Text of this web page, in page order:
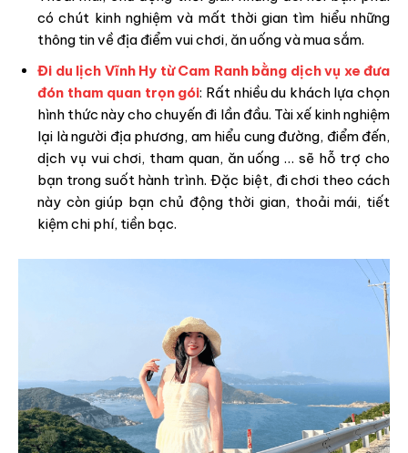
có chút kinh nghiệm và mất thời gian tìm hiểu những
thông tin về địa điểm vui chơi, ăn uống và mua sắm.
Đi du lịch Vĩnh Hy từ Cam Ranh bằng dịch vụ xe đưa
đón tham quan trọn gói: Rất nhiều du khách lựa chọn
hình thức này cho chuyến đi lần đầu. Tài xế kinh nghiệm
lại là người địa phương, am hiểu cung đường, điểm đến,
dịch vụ vui chơi, tham quan, ăn uống … sẽ hỗ trợ cho
bạn trong suốt hành trình. Đặc biệt, đi chơi theo cách
này còn giúp bạn chủ động thời gian, thoải mái, tiết
kiệm chi phí, tiền bạc.